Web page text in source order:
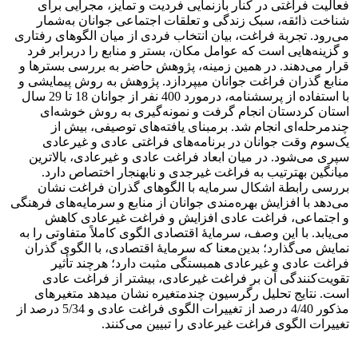
فعالیت فراغتی در کنار بازنمایی فردیت و تمایز، مجرایی برای
شناخت ذائقه، سبک زندگی و تعلقات اجتماعی جوانان به‌شمار
می‌رود. تجربة فراغت، بیان انتخاب فردی از میان الگوهای رفتاری
و گزینه‌هایی است که عوامل مکان، بستر و منابع را دربرابر فرد
قرار می‌دهند. در همین زمینه، پژوهش حاضر به بررسی بسترها و
منابع گذران فراغت جوانان می­پردازد. پژوهش به روش پیمایشی و
با استفاده از پرسشنامه، درمورد 400 نفر از جوانان 18 تا 29 سال
استان کردستان انجام گرفت و نمونه‌گیری به روش خوشه‌ای
چندمرحله‌ای انجام شد. برمبنای یافته‌های توصیفی، بیش از
یک‌سوم وقت جوانان در برنامه‌های فراغتی عادی و غیرعادی
سپری می‌شود. در میان ابعاد فراغت عادی و غیرعادی، بالاترین
میانگین به­ترتیب به فراغت غیرجدی و نابهنجار اختصاص دارد.
بررسی رابطة اشکال سرمایه با الگوهای گذران فراغت نشان
می‌دهد با افزایش بهره‌مندی جوانان از منابع و سرمایه‌های فرهنگی
و اجتماعی، فراغت عادی افزایش و فراغت غیرعادی کاهش
می‌یابد. با این وصف، سرمایۀ اقتصادی الگوی کاملاً متفاوتی را به
نمایش می‌گذارد؛­ بدین‌معنا که سرمایۀ اقتصادی، با الگوی گذران
فراغت عادی و غیرعادی همبستگی مثبت دارد؛ هرچند تأثیر
تقویت‌کنندگی آن بر فراغت غیرعادی، بیشتر از فراغت عادی
است. نتایج تحلیل رگرسیون چندمتغیره نشان می­دهد متغیرهای
مذکور ­4/40 درصد از تغییرات الگوی فراغت عادی و ­5/34­ درصد از
تغییرات الگوی فراغت غیرعادی را تبیین می‌کنند.